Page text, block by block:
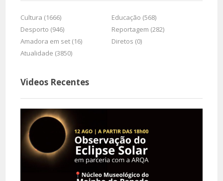
Cultura (1666)
Educação (568)
Desporto (946)
Reportagem (282)
Amadora em set (16)
Diretos (0)
Atualidade (3850)
Videos Recentes